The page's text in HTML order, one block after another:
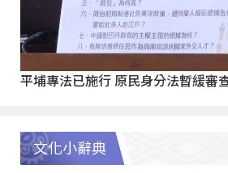
平埔專法已施行 原民身分法暫緩審
文化小辭典